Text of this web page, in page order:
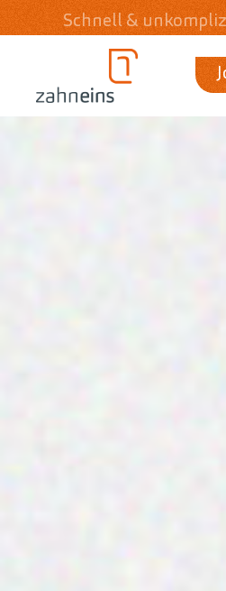
Schnell &